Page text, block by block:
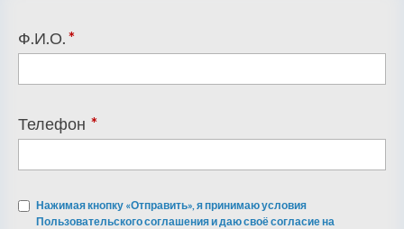
Ф.И.О.*
Телефон *
Нажимая кнопку «Отправить», я принимаю условия
Пользовательского соглашения и даю своё согласие на